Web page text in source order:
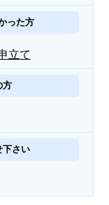
った方
立て
方
下さい